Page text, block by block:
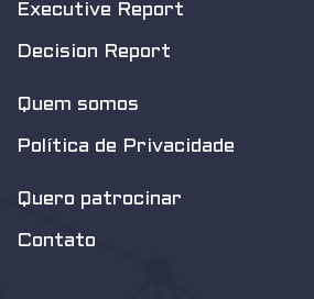
Executive Report
Decision Report
Quem somos
Política de Privacidade
Quero patrocinar
Contato